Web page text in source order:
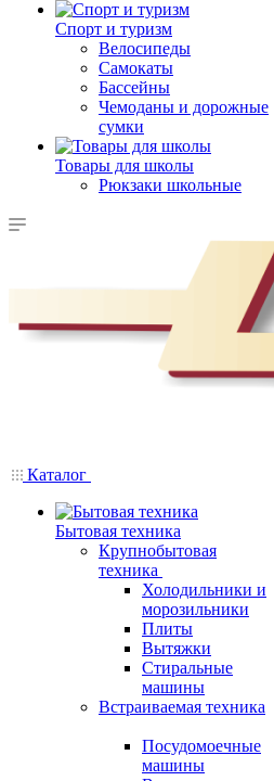
Спорт и туризм
Велосипеды
Самокаты
Бассейны
Чемоданы и дорожные
сумки
Товары для школы
Рюкзаки школьные
Каталог
Бытовая техника
Крупнобытовая
техника
Холодильники и
морозильники
Плиты
Вытяжки
Стиральные
машины
Встраиваемая техника
Посудомоечные
машины